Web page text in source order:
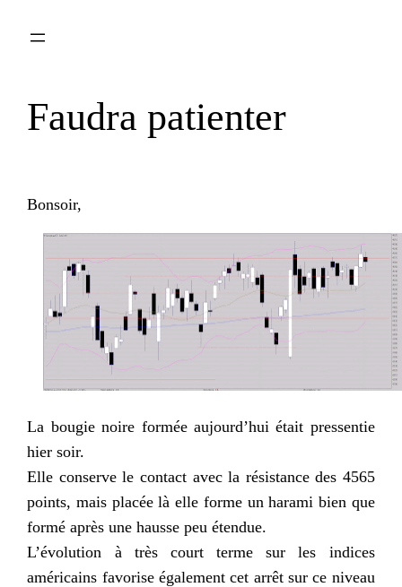
Faudra patienter
Bonsoir,
La bougie noire formée aujourd’hui était pressentie
hier soir.
Elle conserve le contact avec la résistance des 4565
points, mais placée là elle forme un harami bien que
formé après une hausse peu étendue.
L’évolution à très court terme sur les indices
américains favorise également cet arrêt sur ce niveau